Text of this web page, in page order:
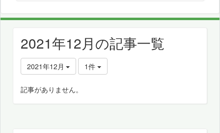
2021年12月の記事一覧
2021年12月 1件
記事がありません。